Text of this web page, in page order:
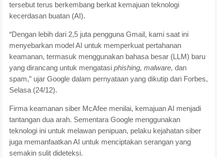
tersebut terus berkembang berkat kemajuan teknologi
kecerdasan buatan (AI).
“Dengan lebih dari 2,5 juta pengguna Gmail, kami saat ini
menyebarkan model AI untuk memperkuat pertahanan
keamanan, termasuk menggunakan bahasa besar (LLM) baru
yang dirancang untuk mengatasi phishing, malware, dan
spam,” ujar Google dalam pernyataan yang dikutip dari Forbes,
Selasa (24/12).
Firma keamanan siber McAfee menilai, kemajuan AI menjadi
tantangan dua arah. Sementara Google menggunakan
teknologi ini untuk melawan penipuan, pelaku kejahatan siber
juga memanfaatkan AI untuk menciptakan serangan yang
semakin sulit dideteksi.